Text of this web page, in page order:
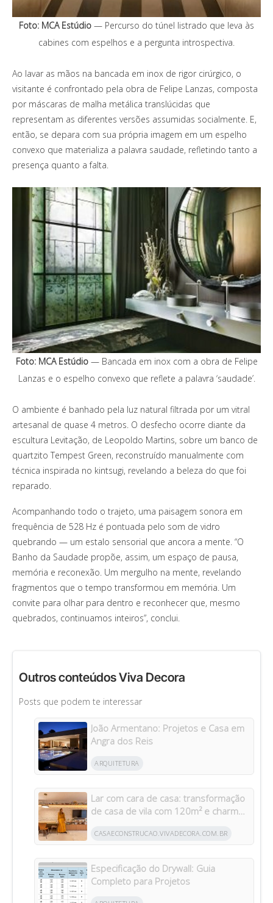
Foto: MCA Estúdio — Percurso do túnel listrado que leva às
cabines com espelhos e a pergunta introspectiva.
Ao lavar as mãos na bancada em inox de rigor cirúrgico, o
visitante é confrontado pela obra de Felipe Lanzas, composta
por máscaras de malha metálica translúcidas que
representam as diferentes versões assumidas socialmente. E,
então, se depara com sua própria imagem em um espelho
convexo que materializa a palavra saudade, refletindo tanto a
presença quanto a falta.
Foto: MCA Estúdio— Bancada em inox com a obra de Felipe
Lanzas e o espelho convexo que reflete a palavra ‘saudade’.
O ambiente é banhado pela luz natural filtrada por um vitral
artesanal de quase 4 metros. O desfecho ocorre diante da
escultura Levitação, de Leopoldo Martins, sobre um banco de
quartzito Tempest Green, reconstruído manualmente com
técnica inspirada no kintsugi, revelando a beleza do que foi
reparado.
Acompanhando todo o trajeto, uma paisagem sonora em
frequência de 528 Hz é pontuada pelo som de vidro
quebrando — um estalo sensorial que ancora a mente. “O
Banho da Saudade propõe, assim, um espaço de pausa,
memória e reconexão. Um mergulho na mente, revelando
fragmentos que o tempo transformou em memória. Um
convite para olhar para dentro e reconhecer que, mesmo
quebrados, continuamos inteiros”, conclui.
Outros conteúdos Viva Decora
Posts que podem te interessar
João Armentano: Projetos e Casa em
Angra dos Reis
ARQUITETURA
Lar com cara de casa: transformação
de casa de vila com 120m² e charme
CASAECONSTRUCAO.VIVADECORA.COM.BR
Especificação do Drywall: Guia
Completo para Projetos